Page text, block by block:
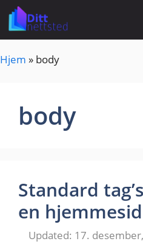
Hopp
innhold
Hjem » body
body
Standard
en
17.